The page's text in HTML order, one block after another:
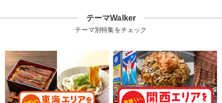
テーマWalker
テーマ別特集をチェック